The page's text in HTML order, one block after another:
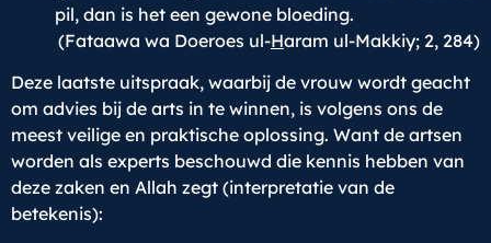
pil, dan is het een gewone bloeding.
(Fataawa wa Doeroes ul-Haram ul-Makkiy; 2, 284)
Deze laatste uitspraak, waarbij de vrouw wordt geacht
om advies bij de arts in te winnen, is volgens ons de
meest veilige en praktische oplossing. Want de artsen
worden als experts beschouwd die kennis hebben van
deze zaken en Allah zegt (interpretatie van de
betekenis):